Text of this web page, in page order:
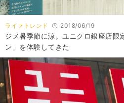
ライフトレンド 2018/06/19
ジメ暑季節に涼。ユニクロ銀座店限
ン」を体験してきた